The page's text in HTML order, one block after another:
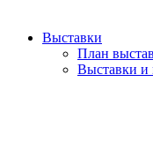
Выставки
План
Выставки и